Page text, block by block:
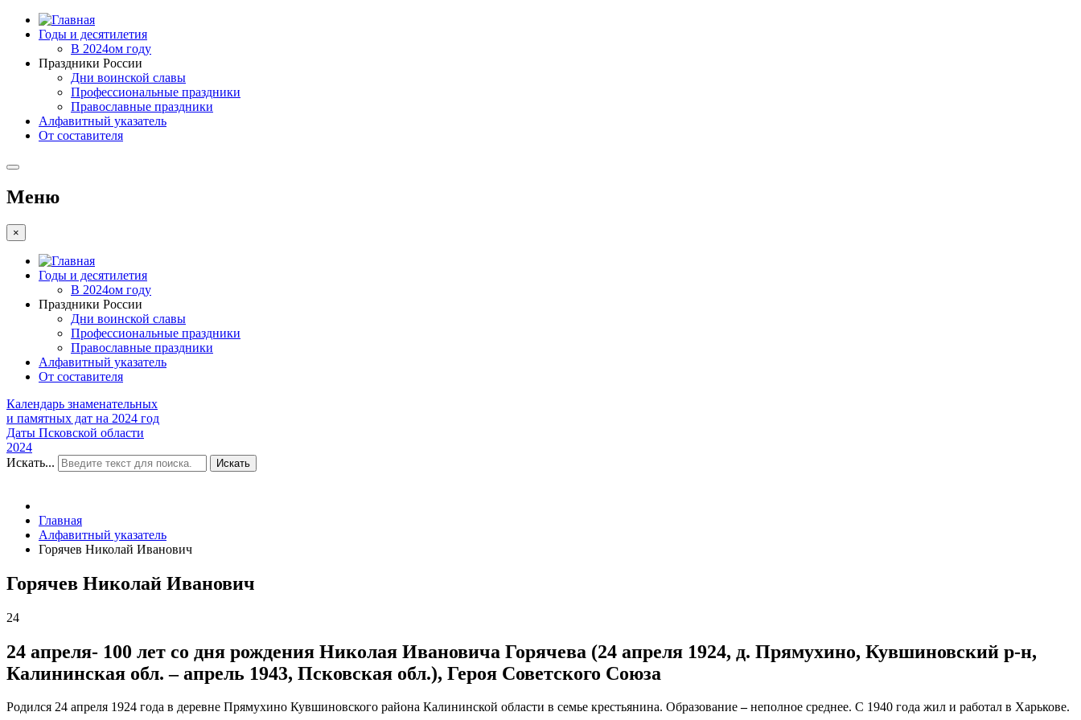
Годы и десятилетия
В 2024ом году
Праздники России
Дни воинской славы
Профессиональные праздники
Православные праздники
Алфавитный указатель
От составителя
Меню
×
Годы и десятилетия
В 2024ом году
Праздники России
Дни воинской славы
Профессиональные праздники
Православные праздники
Алфавитный указатель
От составителя
Календарь знаменательных
и памятных дат на 2024 год
Даты Псковской области
2024
Искать...
Искать
Главная
Алфавитный указатель
Горячев Николай Иванович
Горячев Николай Иванович
24
24 апреля- 100 лет со дня рождения Николая Ивановича Горячева (24 апреля 1924, д. Прямухино, Кувшиновский р-н,
Калининская обл. – апрель 1943, Псковская обл.), Героя Советского Союза
Родился 24 апреля 1924 года в деревне Прямухино Кувшиновского района Калининской области в семье крестьянина. Образование–неполное среднее. С 1940 года жил и работал в Харькове.